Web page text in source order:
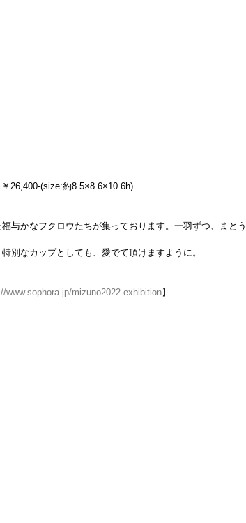
26,400-(size:約8.5×8.6×10.6h)
福与かなフクロウたちが集っております。一羽ずつ、まと
別なカップとしても、愛でて頂けますように。
www.sophora.jp/mizuno2022-exhibition】